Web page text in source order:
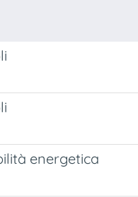
energetica